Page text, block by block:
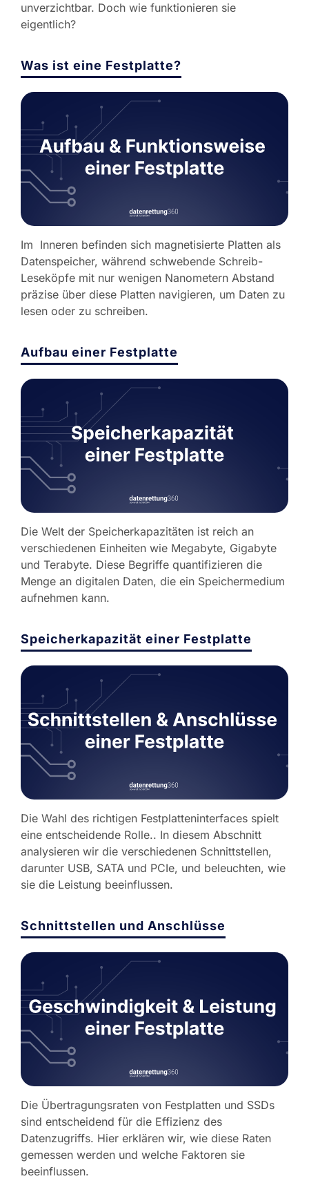
unverzichtbar. Doch wie funktionieren sie
eigentlich?
Was ist eine Festplatte?
Im Inneren befinden sich magnetisierte Platten als
Datenspeicher, während schwebende Schreib-
Leseköpfe mit nur wenigen Nanometern Abstand
präzise über diese Platten navigieren, um Daten zu
lesen oder zu schreiben.
Aufbau einer Festplatte
Die Welt der Speicherkapazitäten ist reich an
verschiedenen Einheiten wie Megabyte, Gigabyte
und Terabyte. Diese Begriffe quantifizieren die
Menge an digitalen Daten, die ein Speichermedium
aufnehmen kann.
Speicherkapazität einer Festplatte
Die Wahl des richtigen Festplatteninterfaces spielt
eine entscheidende Rolle.. In diesem Abschnitt
analysieren wir die verschiedenen Schnittstellen,
darunter USB, SATA und PCIe, und beleuchten, wie
sie die Leistung beeinflussen.
Schnittstellen und Anschlüsse
Die Übertragungsraten von Festplatten und SSDs
sind entscheidend für die Effizienz des
Datenzugriffs. Hier erklären wir, wie diese Raten
gemessen werden und welche Faktoren sie
beeinflussen.